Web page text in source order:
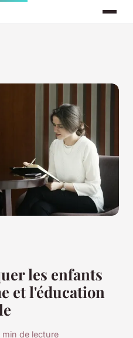
les enfants
et l'éducation
min de lecture